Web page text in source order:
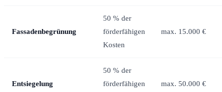
Fassadenbegrünung
50 % der
förderfähigen
Kosten
max. 15.000 €
Entsiegelung
50 % der
förderfähigen
max. 50.000 €